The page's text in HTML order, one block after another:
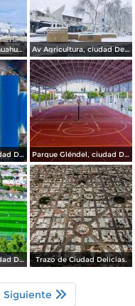
Ciudad Delicias Chihuahua en Invierno. Av Agricultura, ciudad Delicias.
Parque Gléndel, ciudad Delicias. Parque Gléndel, ciudad Delicias Chihuahua.
Parque Gléndel, ciudad Delicias. Trazo de Ciudad Delicias.
Siguiente